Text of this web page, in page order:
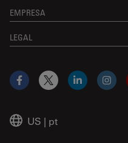
EMPRESA
LEGAL
US | pt
Facebook
X LinkedIn